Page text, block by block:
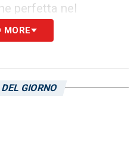
perfetta nel
. La squadra
MORE
GIORNO